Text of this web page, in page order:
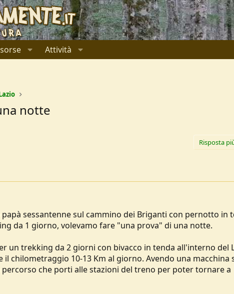
Attività
notte
Risposta
sessantenne sul cammino dei Briganti con pernotto in
da 1 giorno, volevamo fare "una prova" di una notte.
un trekking da 2 giorni con bivacco in tenda all'interno del
chilometraggio 10-13 Km al giorno. Avendo una macchina
che porti alle stazioni del treno per poter tornare a